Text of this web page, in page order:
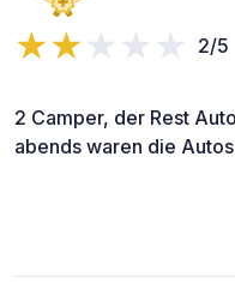
2/5
2 Camper, der Rest
abends waren die